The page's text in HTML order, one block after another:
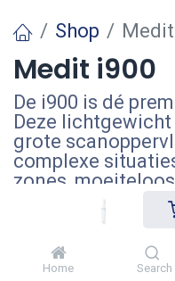
Home Search
Shop
Medit i900
De i900 is dé
Deze
grote
complexe
zones,
to see
Garantie